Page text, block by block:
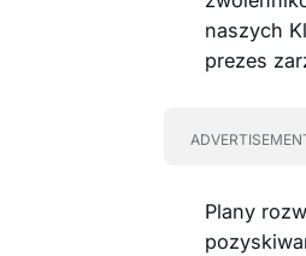
naszych
prezes
Plany